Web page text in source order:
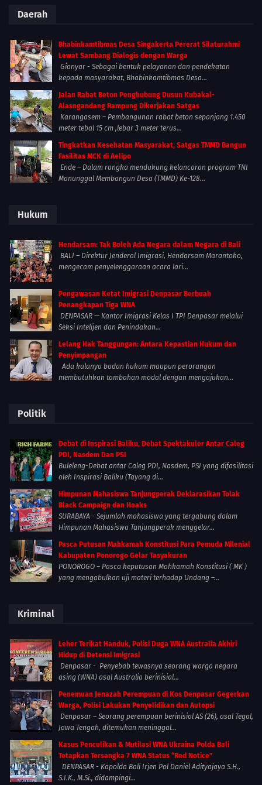
Daerah
Bhabinkamtibmas Desa Singakerta Pererat Silaturahmi
Lewat Sambang Dialogis dengan Warga
Gianyar - Sebagai bentuk pelayanan dan pendekatan
kepada masyarakat, Bhabinkamtibmas Desa...
Jalan Rabat Beton Penghubung Dusun Kubakal-
Alasngandang Rampung Dikerjakan Satgas
Karangasem – Pembangunan rabat beton sepanjang 1.450
meter tebal 15 cm ,lebar 3 meter terus...
Tingkatkan Kesehatan Masyarakat, Satgas TMMD Bangun
Fasilitas MCK di Aelipo
Ende – Dalam rangka mendukung kelancaran program TNI
Manunggal Membangun Desa (TMMD) Ke-128...
Hukum
Hendarsam: Tak Boleh Ada Negara dalam Negara di Bali
BALI – Direktur Jenderal Imigrasi, Hendarsam Marantoko,
mengecam penyelenggaraan acara lari...
Pengawasan Ketat Imigrasi Denpasar Berbuah
Penangkapan Tiga WNA
DENPASAR — Kantor Imigrasi Kelas I TPI Denpasar melalui
Seksi Intelijen dan Penindakan...
Lelang Hak Tanggungan: Antara Kepastian Hukum dan
Penyimpangan
Ada kalanya badan hukum maupun perorangan
membutuhkan tambahan modal dengan mengajukan...
Politik
Debat di Inspirasi Baliku, Debat Spektakuler Antar Caleg
PDI, Nasdem Dan PSI
Buleleng-Debat antar Caleg PDI, Nasdem, PSI yang difasilitasi
oleh Inspirasi Baliku (Tayang di...
Himpunan Mahasiswa Tanjungperak Deklarasikan Tolak
Black Campaign dan Hoaks
SURABAYA - Sejumlah mahasiswa yang tergabung dalam
Himpunan Mahasiswa Tanjungperak menggelar...
Pasca Putusan Mahkamah Konstitusi Para Pemuda Milenial
Kabupaten Ponorogo Gelar Tasyakuran
PONOROGO – Pasca keputusan Mahkamah Konstitusi ( MK )
yang mengabulkan uji materi terhadap Undang –...
Kriminal
Leher Terikat Handuk, Polisi Duga WNA Australia Akhiri
Hidup di Detensi Imigrasi
Denpasar - Penyebab tewasnya seorang warga negara
asing (WNA) asal Australia berinisial...
Penemuan Jenazah Perempuan di Kos Denpasar Gegerkan
Warga, Polisi Lakukan Penyelidikan dan Autopsi
Denpasar – Seorang perempuan berinisial AS (26), asal Tegal,
Jawa Tengah, ditemukan meninggal...
Kasus Penculikan & Mutilasi WNA Ukraina Polda Bali
Tetapkan Tersangka 7 WNA Status “Red Notice”
DENPASAR - Kapolda Bali Irjen Pol Daniel Adityajaya S.H.,
S.I.K., M.Si., didampingi...